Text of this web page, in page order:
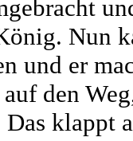
Nun
und er
den
klappt